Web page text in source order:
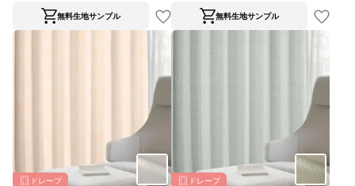
無料生地サンプル 無料生地サンプル
ドレープ ドレープ